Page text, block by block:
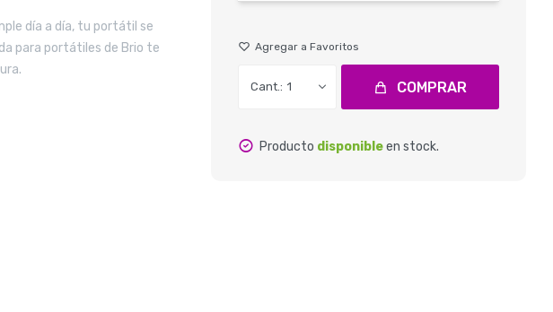
día a día, tu portátil se
para portátiles de Brio te
1 COMPRAR
Producto disponibleen stock.